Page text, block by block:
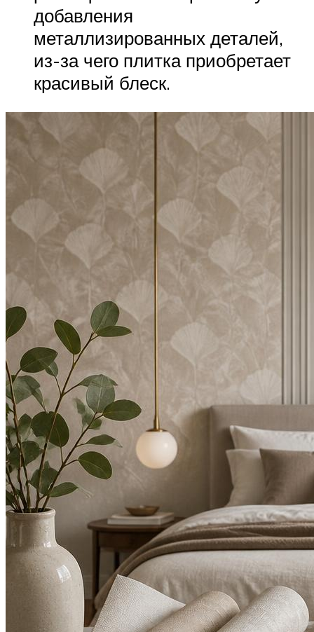
добавления
металлизированных деталей,
из-за чего плитка приобретает
красивый блеск.